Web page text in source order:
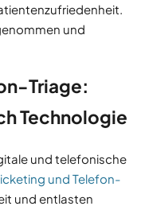
und
Triage:
Technologie
und telefonische
und Telefon-
und entlasten